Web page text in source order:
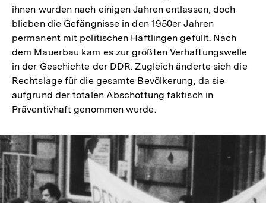
ihnen wurden nach einigen Jahren entlassen, doch
blieben die Gefängnisse in den 1950er Jahren
permanent mit politischen Häftlingen gefüllt. Nach
dem Mauerbau kam es zur größten Verhaftungswelle
in der Geschichte der DDR. Zugleich änderte sich die
Rechtslage für die gesamte Bevölkerung, da sie
aufgrund der totalen Abschottung faktisch in
Präventivhaft genommen wurde.